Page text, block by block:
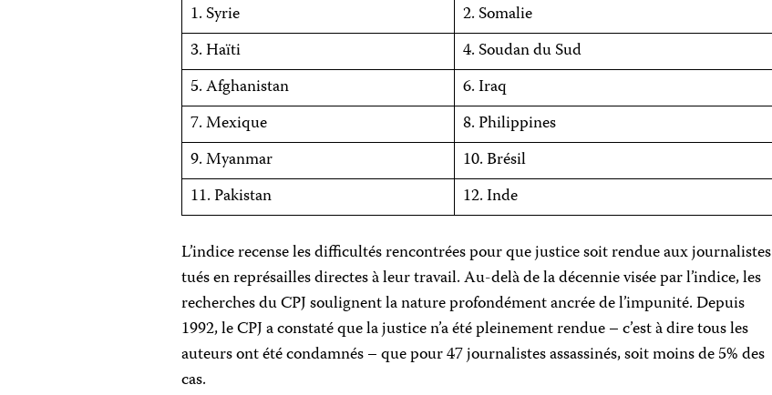
1. Syrie
2. Somalie
3. Haïti
4. Soudan du Sud
5. Afghanistan
6. Iraq
7. Mexique
8. Philippines
9. Myanmar
10. Brésil
11. Pakistan
12. Inde
L’indice recense les difficultés rencontrées pour que justice soit rendue aux journalistes
tués en représailles directes à leur travail. Au-delà de la décennie visée par l’indice, les
recherches du CPJ soulignent la nature profondément ancrée de l’impunité. Depuis
1992, le CPJ a constaté que la justice n’a été pleinement rendue – c’est à dire tous les
auteurs ont été condamnés – que pour 47 journalistes assassinés, soit moins de 5% des
cas.